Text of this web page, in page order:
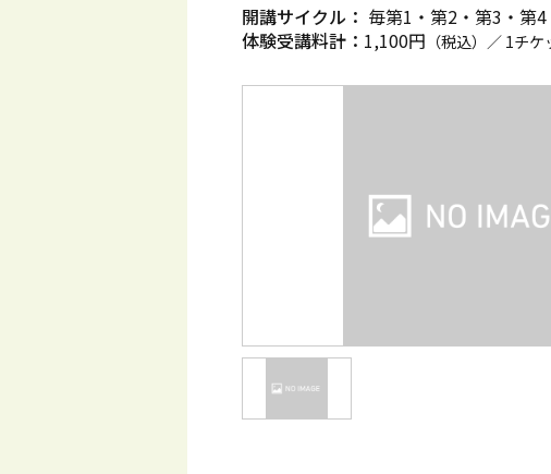
開講サイクル： 毎第1・第2・第3・第
体験受講料計： 1,100円 （税込）／ 1チケ